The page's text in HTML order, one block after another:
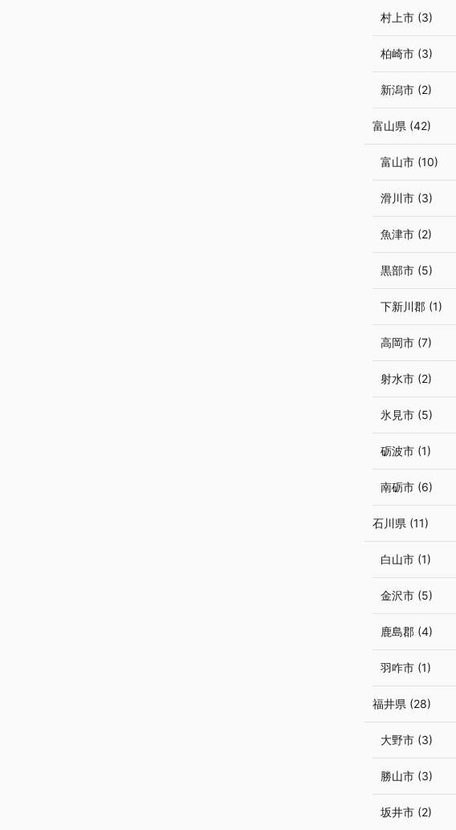
村上市 (3)
柏崎市 (3)
新潟市 (2)
富山県 (42)
富山市 (10)
滑川市 (3)
魚津市 (2)
黒部市 (5)
下新川郡 (1)
高岡市 (7)
射水市 (2)
氷見市 (5)
砺波市 (1)
南砺市 (6)
石川県 (11)
白山市 (1)
金沢市 (5)
鹿島郡 (4)
羽咋市 (1)
福井県 (28)
大野市 (3)
勝山市 (3)
坂井市 (2)